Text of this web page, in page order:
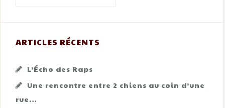
ARTICLES RÉCENTS
L’Écho des Raps
Une rencontre entre 2 chiens au coin d’une
rue…